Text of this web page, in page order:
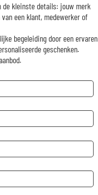
de kleinste details: jouw merk
een klant, medewerker of
begeleiding door een ervaren
geschenken.